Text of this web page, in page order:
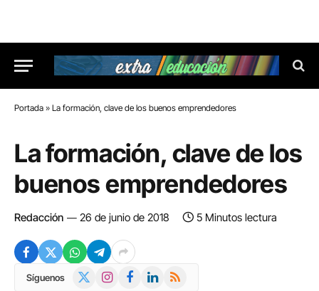
Portada » La formación, clave de los buenos emprendedores
La formación, clave de los
buenos emprendedores
Redacción 26 de junio de 2018 5 Minutos lectura
Síguenos InstagramFacebookLinkedIn
RSS